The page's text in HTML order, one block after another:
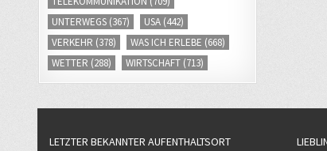
UNTERWEGS (367) USA (442)
VERKEHR (378) WAS ICH ERLEBE (668)
WETTER (288) WIRTSCHAFT (713)
LETZTER BEKANNTER AUFENTHALTSORT